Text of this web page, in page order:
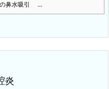
鼻水吸引 ...
炎